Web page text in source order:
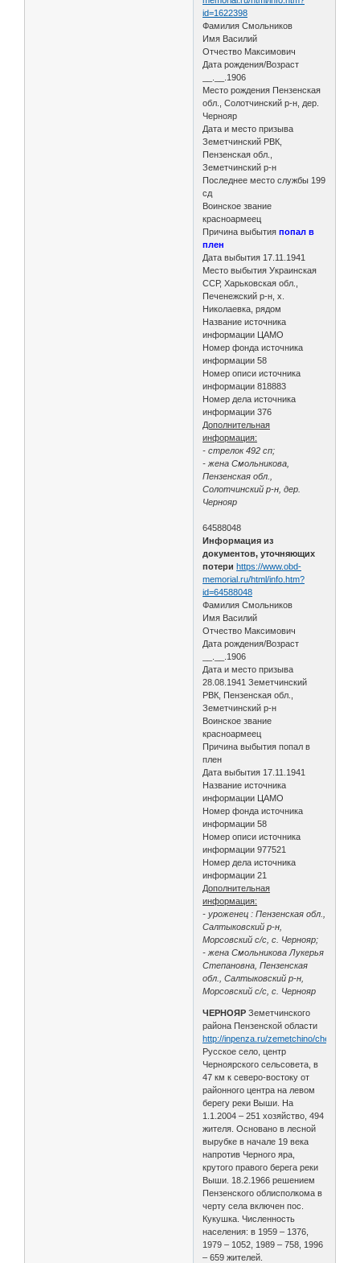
id=1622398
Фамилия Смольников
Имя Василий
Отчество Максимович
Дата рождения/Возраст
__.__.1906
Место рождения Пензенская
обл., Солотчинский р-н, дер.
Чернояр
Дата и место призыва
Земетчинский РВК,
Пензенская обл.,
Земетчинский р-н
Последнее место службы 199
сд
Воинское звание
красноармеец
Причина выбытияпопал в
плен
Дата выбытия 17.11.1941
Место выбытия Украинская
ССР, Харьковская обл.,
Печенежский р-н, х.
Николаевка, рядом
Название источника
информации ЦАМО
Номер фонда источника
информации 58
Номер описи источника
информации 818883
Номер дела источника
информации 376
Дополнительная
информация:
- стрелок 492 сп;
- жена Смольникова,
Пензенская обл.,
Солотчинский р-н, дер.
Чернояр
64588048
Информация из
документов, уточняющих
потери https://www.obd-
memorial.ru/html/info.htm?
id=64588048
Фамилия Смольников
Имя Василий
Отчество Максимович
Дата рождения/Возраст
__.__.1906
Дата и место призыва
28.08.1941 Земетчинский
РВК, Пензенская обл.,
Земетчинский р-н
Воинское звание
красноармеец
Причина выбытия попал в
плен
Дата выбытия 17.11.1941
Название источника
информации ЦАМО
Номер фонда источника
информации 58
Номер описи источника
информации 977521
Номер дела источника
информации 21
Дополнительная
информация:
- уроженец : Пензенская обл.,
Салтыковский р-н,
Морсовский с/с, с. Чернояр;
- жена Смольникова Лукерья
Степановна, Пензенская
обл., Салтыковский р-н,
Морсовский с/с, с. Чернояр
ЧЕРНОЯР Земетчинского
района Пензенской области
http://inpenza.ru/zemetchino/
Русское село, центр
Черноярского сельсовета, в
47 км к северо-востоку от
районного центра на левом
берегу реки Выши. На
1.1.2004 – 251 хозяйство, 494
жителя. Основано в лесной
вырубке в начале 19 века
напротив Черного яра,
крутого правого берега реки
Выши. 18.2.1966 решением
Пензенского облисполкома в
черту села включен пос.
Кукушка. Численность
населения: в 1959 – 1376,
1979 – 1052, 1989 – 758, 1996
– 659 жителей.